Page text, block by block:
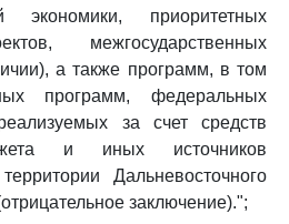
экономики, приоритетных
межгосударственных
а также программ, в том
программ, федеральных
за счет средств
и иных источников
Дальневосточного
заключение).";